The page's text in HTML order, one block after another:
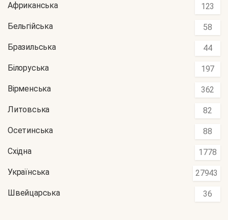
Африканська 123
Бельгійська 58
Бразильська 44
Білоруська 197
Вірменська 362
Литовська 82
Осетинська 88
Східна 1778
Українська 27943
Швейцарська 36